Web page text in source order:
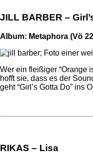
JILL BARBER –
Album: Metaphora (Vö
Wer ein fleißiger “Orange
hofft sie, dass es der
geht “Girl’s Gotta Do” ins
RIKAS – Lisa